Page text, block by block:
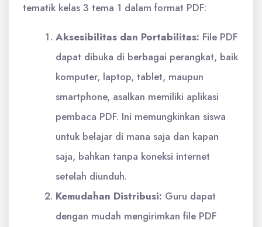
tematik kelas 3 tema 1 dalam format PDF:
Aksesibilitas dan Portabilitas: File PDF
dapat dibuka di berbagai perangkat, baik
komputer, laptop, tablet, maupun
smartphone, asalkan memiliki aplikasi
pembaca PDF. Ini memungkinkan siswa
untuk belajar di mana saja dan kapan
saja, bahkan tanpa koneksi internet
setelah diunduh.
Kemudahan Distribusi: Guru dapat
dengan mudah mengirimkan file PDF